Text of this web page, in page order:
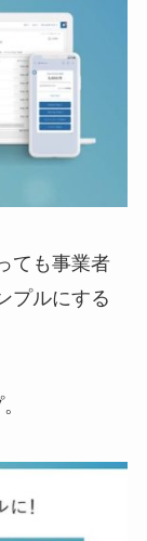
ても事業者
プルにする